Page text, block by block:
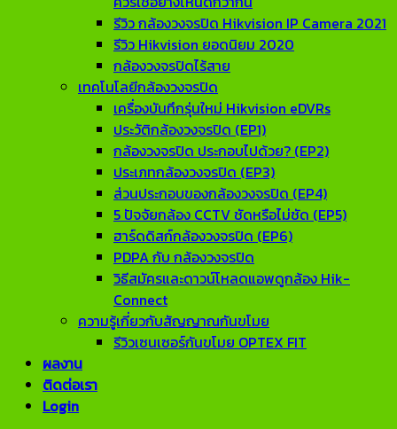
รีวิว กล้องวงจรปิด Hikvision IP Camera 2021
รีวิว Hikvision ยอดนิยม 2020
กล้องวงจรปิดไร้สาย
เทคโนโลยีกล้องวงจรปิด
เครื่องบันทึกรุ่นใหม่ Hikvision eDVRs
ประวัติกล้องวงจรปิด (EP1)
กล้องวงจรปิด ประกอบไปด้วย? (EP2)
ประเภทกล้องวงจรปิด (EP3)
ส่วนประกอบของกล้องวงจรปิด (EP4)
5 ปัจจัยกล้อง CCTV ชัดหรือไม่ชัด (EP5)
ฮาร์ดดิสก์กล้องวงจรปิด (EP6)
PDPA กับ กล้องวงจรปิด
วิธีสมัครและดาวน์โหลดแอพดูกล้อง Hik-
Connect
ความรู้เกี่ยวกับสัญญาณกันขโมย
รีวิวเซนเซอร์กันขโมย OPTEX FIT
ผลงาน
ติดต่อเรา
Login